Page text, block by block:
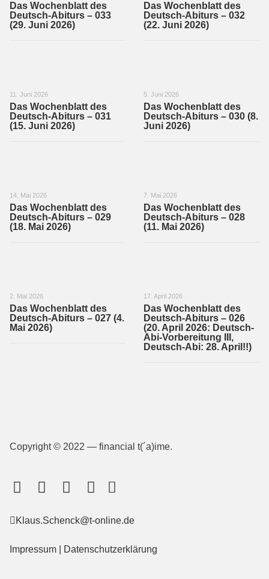
Das Wochenblatt des
Deutsch-Abiturs – 033
(29. Juni 2026)
Das Wochenblatt des
Deutsch-Abiturs – 032
(22. Juni 2026)
11. Juni 2026
Das Wochenblatt des
Deutsch-Abiturs – 031
(15. Juni 2026)
5. Juni 2026
Das Wochenblatt des
Deutsch-Abiturs – 030 (8.
Juni 2026)
14. Mai 2026
Das Wochenblatt des
Deutsch-Abiturs – 029
(18. Mai 2026)
7. Mai 2026
Das Wochenblatt des
Deutsch-Abiturs – 028
(11. Mai 2026)
2. Mai 2026
Das Wochenblatt des
Deutsch-Abiturs – 027 (4.
Mai 2026)
17. April 2026
Das Wochenblatt des
Deutsch-Abiturs – 026
(20. April 2026: Deutsch-
Abi-Vorbereitung III,
Deutsch-Abi: 28. April!!)
Copyright © 2022 — financial t(´a)ime.
Klaus.Schenck@t-online.de
Impressum Datenschutzerklärung